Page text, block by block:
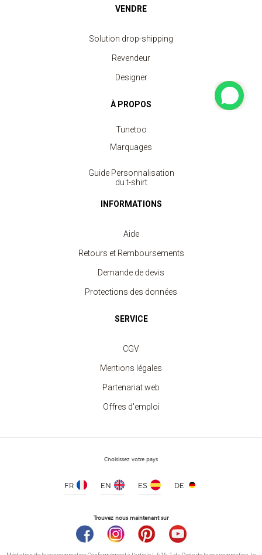
VENDRE
Solution drop-shipping
Revendeur
Designer
À PROPOS
Tunetoo
Marquages
Guide Personnalisation
du t-shirt
INFORMATIONS
Aide
Retours et Remboursements
Demande de devis
Protections des données
SERVICE
CGV
Mentions légales
Partenariat web
Offres d'emploi
Choisissez votre pays
FR EN ES DE
Trouvez nous maintenant sur